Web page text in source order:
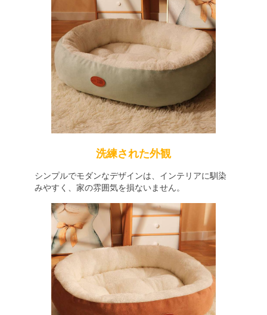
洗練された外観
シンプルでモダンなデザインは、インテリアに馴染
みやすく、家の雰囲気を損ないません。